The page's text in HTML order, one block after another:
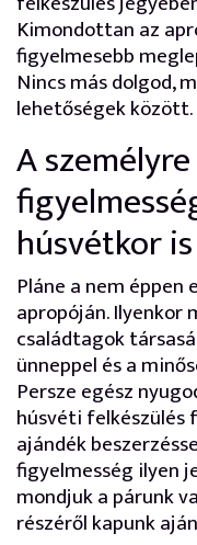
Kimondottan az
figyelmesebb
Nincs más dolgod,
lehetőségek között.
A
húsvétkor
Pláne a nem
apropóján. Ilyenkor
családtagok
ünneppel és a
Persze egész
húsvéti
ajándék
figyelmesség ilyen
mondjuk a párunk
részéről kapunk